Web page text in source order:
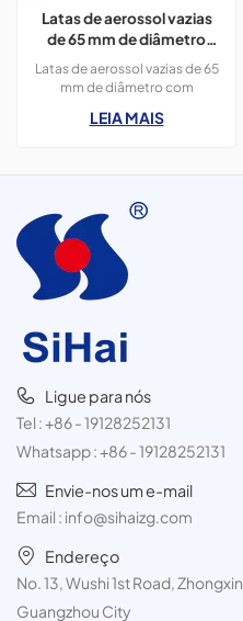
Latas de aerossol vazias
de 65 mm de diâmetro
com impressão em cores
CMYK, 300 ml, para tinta
Latas de aerossol vazias de 65
mm de diâmetro com
400 ml, para tinta spray,
LEIA MAIS
Ligue para nós
Tel :+86 - 19128252131
Whatsapp :+86 - 19128252131
Envie-nos um e-mail
Email : info@sihaizg.com
Endereço
No. 13, Wushi 1st Road,
Guangzhou City